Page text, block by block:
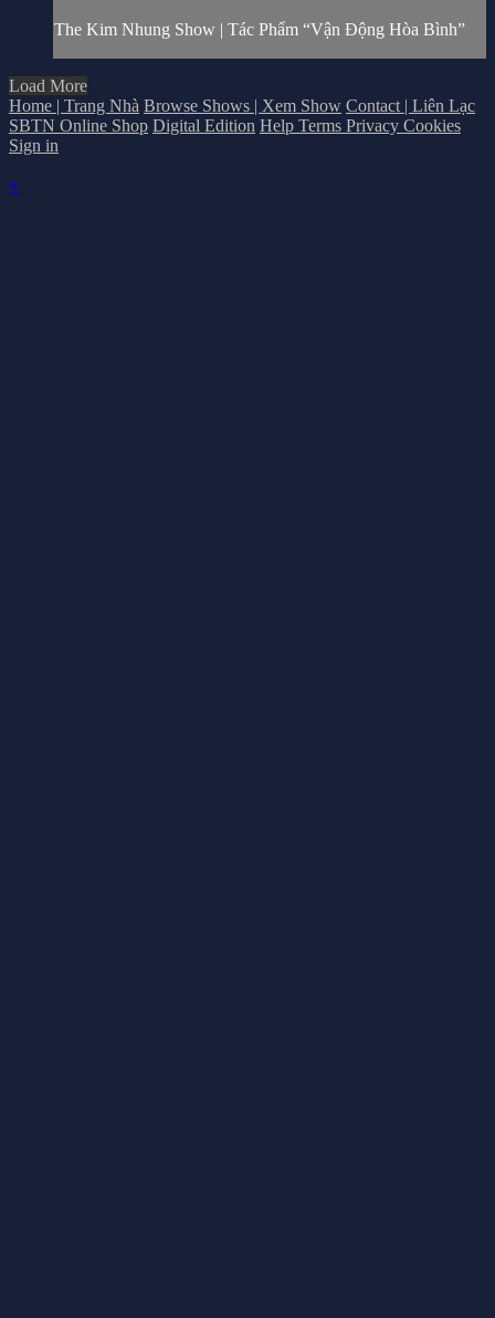
The Kim Nhung Show | Tác Phẩm “Vận Động Hòa Bình”
Load More
Home | Trang Nhà Browse Shows | Xem Show Contact | Liên Lạc
SBTN Online Shop Digital Edition Help Terms Privacy Cookies
Sign in
×